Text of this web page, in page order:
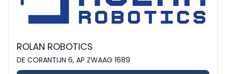
ROLAN ROBOTICS
DE CORANTIJN 6, AP ZWAAG 1689